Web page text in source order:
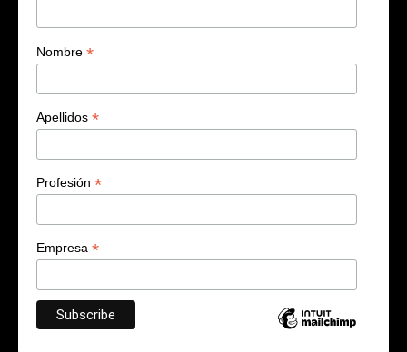
Nombre *
Apellidos *
Profesión *
Empresa *